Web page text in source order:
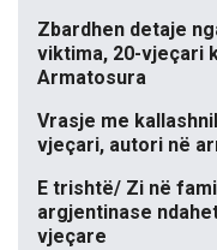
Zbardhen detaje
viktima, 20-vjeçari
Armatosura
Vrasje me
vjeçari, autori në
E trishtë/ Zi në
argjentinase
vjeçare